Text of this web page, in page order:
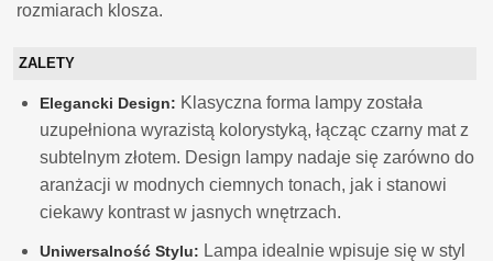
rozmiarach klosza.
ZALETY
Elegancki Design: Klasyczna forma lampy została
uzupełniona wyrazistą kolorystyką, łącząc czarny mat z
subtelnym złotem. Design lampy nadaje się zarówno do
aranżacji w modnych ciemnych tonach, jak i stanowi
ciekawy kontrast w jasnych wnętrzach.
Uniwersalność Stylu: Lampa idealnie wpisuje się w styl